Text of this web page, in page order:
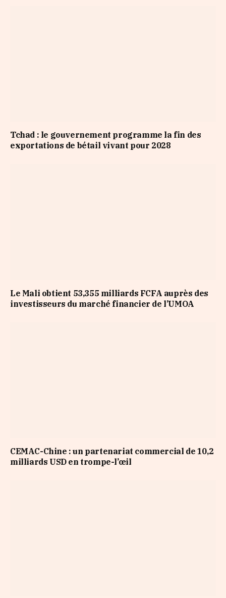
Tchad : le gouvernement programme la fin des
exportations de bétail vivant pour 2028
Le Mali obtient 53,355 milliards FCFA auprès des
investisseurs du marché financier de l’UMOA
CEMAC-Chine : un partenariat commercial de 10,2
milliards USD en trompe-l’œil